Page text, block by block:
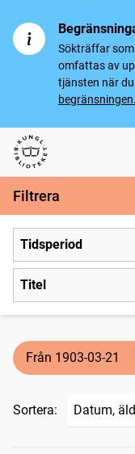
Sökträffar
omfattas av
tjänsten när
begränsningen.
Svenska tidningar
Filtrera
Tidsperiod
Titel
Från 1903-03-21
Sortera: